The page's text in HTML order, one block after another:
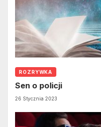
ROZRYWKA
Sen o policji
26 Stycznia 2023